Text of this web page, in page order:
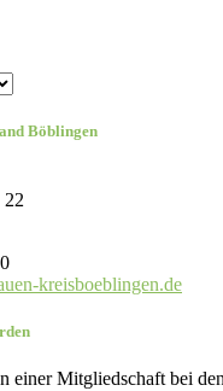
Böblingen
22
kreisboeblingen.de
einer Mitgliedschaft bei